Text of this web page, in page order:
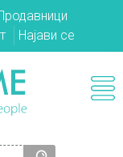
Најави се